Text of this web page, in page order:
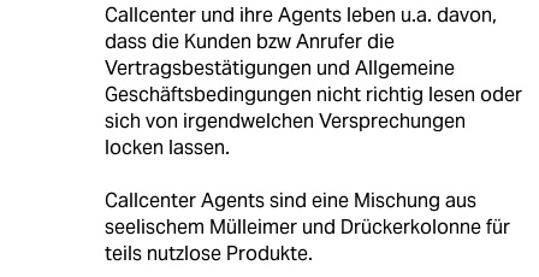
Callcenter und ihre Agents leben u.a. davon,
dass die Kunden bzw Anrufer die
Vertragsbestätigungen und Allgemeine
Geschäftsbedingungen nicht richtig lesen oder
sich von irgendwelchen Versprechungen
locken lassen.
Callcenter Agents sind eine Mischung aus
seelischem Mülleimer und Drückerkolonne für
teils nutzlose Produkte.